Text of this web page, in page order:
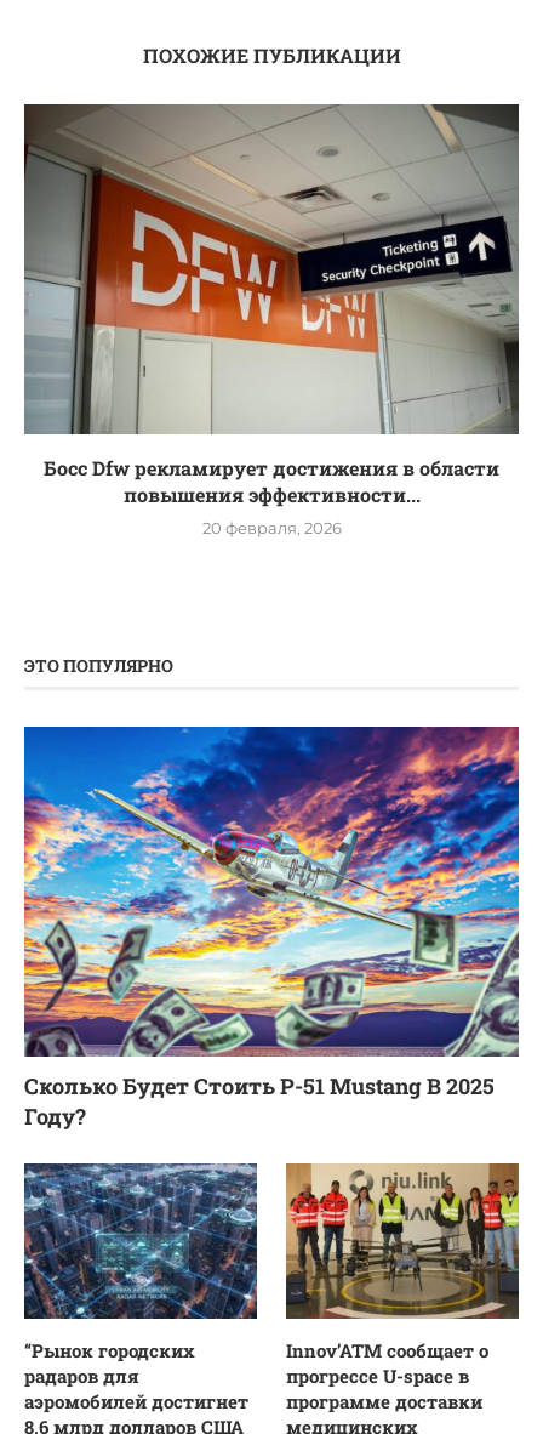
ПОХОЖИЕ ПУБЛИКАЦИИ
Босс Dfw рекламирует достижения в области
повышения эффективности...
20 февраля, 2026
ЭТО ПОПУЛЯРНО
Сколько Будет Стоить P-51 Mustang В 2025
Году?
“Рынок городских
радаров для
аэромобилей достигнет
8,6 млрд долларов США
Innov’ATM сообщает о
прогрессе U-space в
программе доставки
медицинских